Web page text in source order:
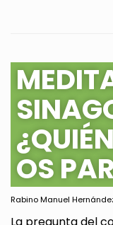
OS
Rabino Manuel